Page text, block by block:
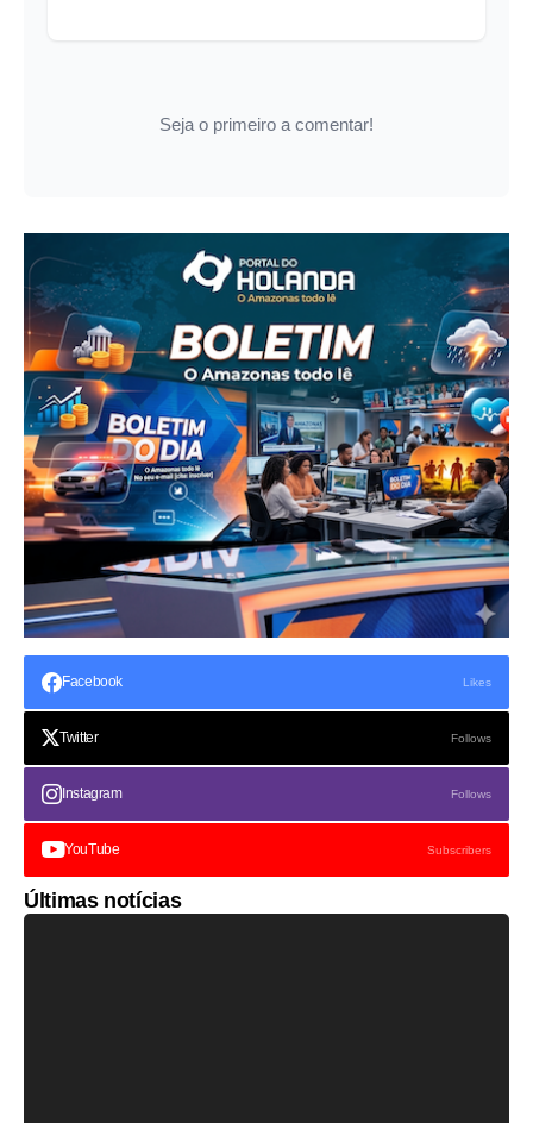
Seja o primeiro a comentar!
Facebook Likes
Twitter Follows
Instagram Follows
YouTube Subscribers
Últimas notícias